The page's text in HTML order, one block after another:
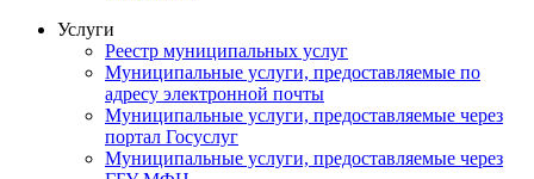
Услуги
Реестр муниципальных услуг
Муниципальные услуги, предоставляемые по
адресу электронной почты
Муниципальные услуги, предоставляемые через
портал Госуслуг
Муниципальные услуги, предоставляемые через